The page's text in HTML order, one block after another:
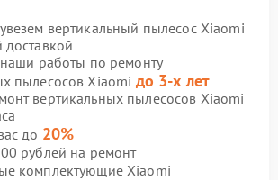
вертикальный пылесос Xiaomi
доставкой
наши работы по ремонту
пылесосов Xiaomi до 3-х лет
вертикальных пылесосов Xiaomi
до 20%
рублей на ремонт
комплектующие Xiaomi